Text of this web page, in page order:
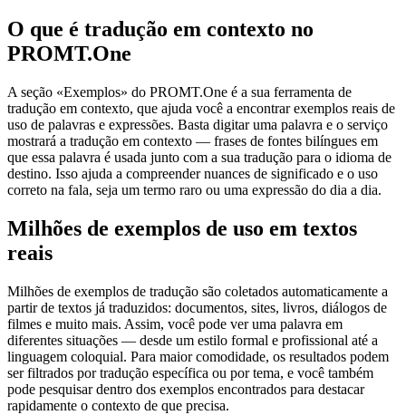
O que é tradução em contexto no
PROMT.One
A seção «Exemplos» do PROMT.One é a sua ferramenta de
tradução em contexto, que ajuda você a encontrar exemplos reais de
uso de palavras e expressões. Basta digitar uma palavra e o serviço
mostrará a tradução em contexto — frases de fontes bilíngues em
que essa palavra é usada junto com a sua tradução para o idioma de
destino. Isso ajuda a compreender nuances de significado e o uso
correto na fala, seja um termo raro ou uma expressão do dia a dia.
Milhões de exemplos de uso em textos
reais
Milhões de exemplos de tradução são coletados automaticamente a
partir de textos já traduzidos: documentos, sites, livros, diálogos de
filmes e muito mais. Assim, você pode ver uma palavra em
diferentes situações — desde um estilo formal e profissional até a
linguagem coloquial. Para maior comodidade, os resultados podem
ser filtrados por tradução específica ou por tema, e você também
pode pesquisar dentro dos exemplos encontrados para destacar
rapidamente o contexto de que precisa.